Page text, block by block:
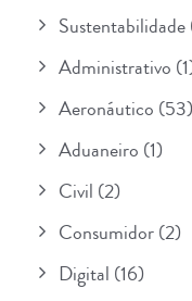
Sustentabilidade
Administrativo
Aeronáutico (53)
Aduaneiro (1)
Civil (2)
Consumidor(2)
Digital (16)